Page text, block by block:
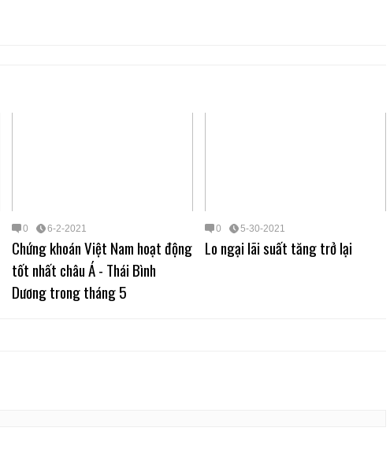
0 6-2-2021
Chứng khoán Việt Nam hoạt động
tốt nhất châu Á - Thái Bình
Dương trong tháng 5
0 5-30-2021
Lo ngại lãi suất tăng trở lại